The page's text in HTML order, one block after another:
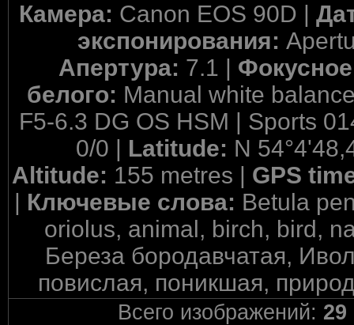
Камера: Canon EOS 90D |
экспонирования:
Апертура: 7.1 |
белого: Manual white
F5-6.3 DG OS HSM | Sports
0/0 | Latitude: N
Altitude: 155 metres | GPS
| Ключевые слова: Betula
oriolus, animal, birch, bird,
Береза бородавчатая,
повислая, поникшая,
Всего изображений: 29